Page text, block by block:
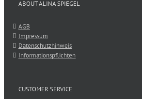
ABOUT ALINA SPIEGEL
AGB
Impressum
Datenschutzhinweis
Informationspflichten
CUSTOMER SERVICE